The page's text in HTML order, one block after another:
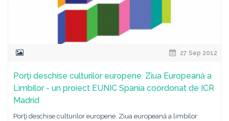
27 Sep 2012
Porţi deschise culturilor europene. Ziua Europeană a
Limbilor - un proiect EUNIC Spania coordonat de ICR
Madrid
Porţi deschise culturilor europene. Ziua europeană a limbilor